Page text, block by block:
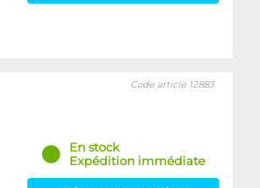
Code article 12883
En stock
Expédition immédiate